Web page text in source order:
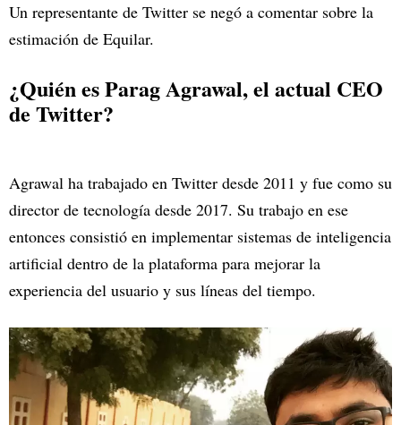
Un representante de Twitter se negó a comentar sobre la
estimación de Equilar.
¿Quién es Parag Agrawal, el actual CEO
de Twitter?
Agrawal ha trabajado en Twitter desde 2011 y fue como su
director de tecnología desde 2017. Su trabajo en ese
entonces consistió en implementar sistemas de inteligencia
artificial dentro de la plataforma para mejorar la
experiencia del usuario y sus líneas del tiempo.